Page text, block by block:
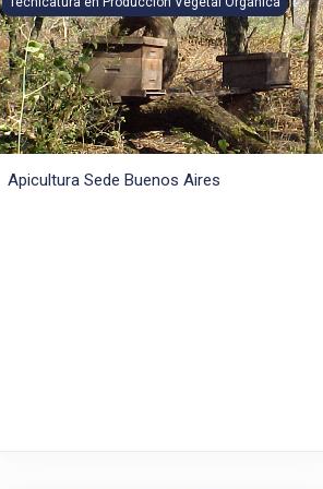
Apicultura Sede Buenos Aires